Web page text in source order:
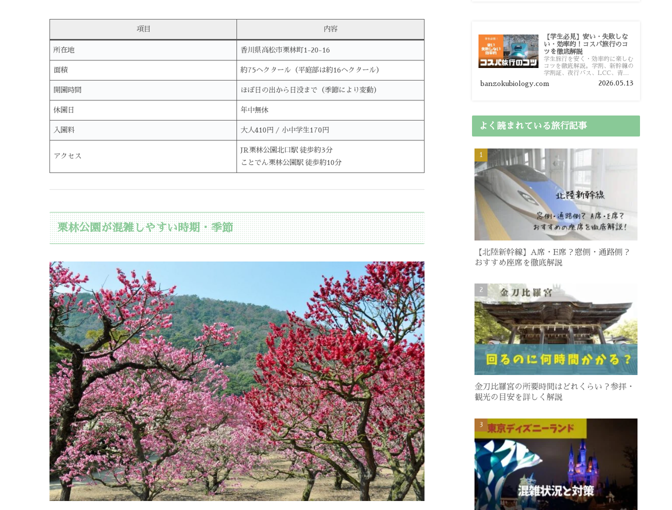
項目 内容
所在地 香川県高松市栗林町1-20-16
面積 約75ヘクタール（平庭部は約16ヘクタール）
開園時間 ほぼ日の出から日没まで（季節により変動）
休園日 年中無休
入園料 大人410円 / 小中学生170円
アクセス
JR栗林公園北口駅 徒歩約3分
ことでん栗林公園駅 徒歩約10分
栗林公園が混雑しやすい時期・季節
【学生必見】安い・失敗しな
い・効率的！コスパ旅行のコ
ツを徹底解説
学生旅行を安く・効率的に楽しむ
コツを徹底解説。学割、新幹線の
学割証、夜行バス、LCC、青春
18きっぷ、レンタカー割り勘な
ど、学生向けの節約旅行術を詳し
banzokubiology.com 2026.05.13
よく読まれている旅行記事
【北陸新幹線】A席・E席？窓側・通路側？
おすすめ座席を徹底解説
金刀比羅宮の所要時間はどれくらい？参拝・
観光の目安を詳しく解説